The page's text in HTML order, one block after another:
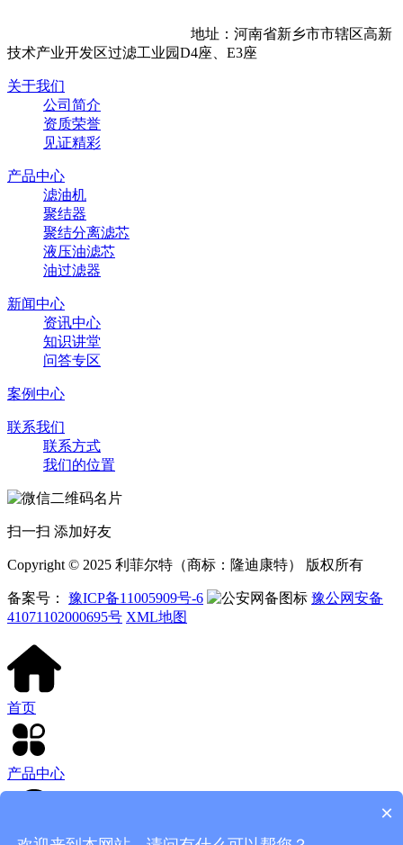
地址：河南省新乡市市辖区高新
技术产业开发区过滤工业园D4座、E3座
关于我们
公司简介
资质荣誉
见证精彩
产品中心
滤油机
聚结器
聚结分离滤芯
液压油滤芯
油过滤器
新闻中心
资讯中心
知识讲堂
问答专区
案例中心
联系我们
联系方式
我们的位置
扫一扫 添加好友
Copyright © 2025 利菲尔特（商标：隆迪康特） 版权所有
备案号： 豫ICP备11005909号-6
豫公网安备
41071102000695号 XML地图
首页
产品中心
×